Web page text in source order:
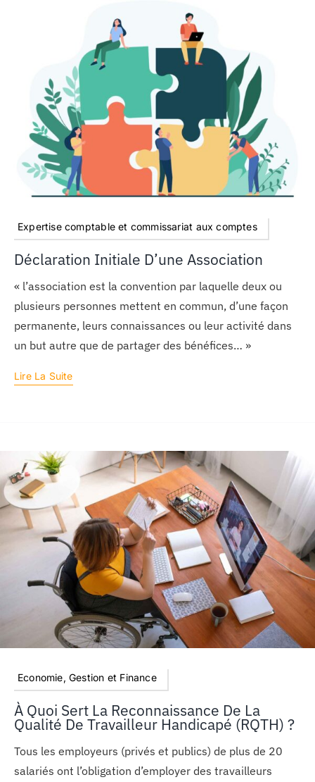
Expertise comptable et commissariat aux comptes
Déclaration Initiale D’une Association
« l’association est la convention par laquelle deux ou
plusieurs personnes mettent en commun, d’une façon
permanente, leurs connaissances ou leur activité dans
un but autre que de partager des bénéfices… »
Lire La Suite
Economie, Gestion et Finance
À Quoi Sert La Reconnaissance De La
Qualité De Travailleur Handicapé (RQTH) ?
Tous les employeurs (privés et publics) de plus de 20
salariés ont l’obligation d’employer des travailleurs